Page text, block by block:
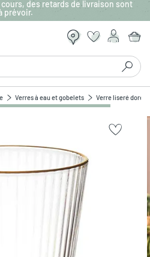
des retards de livraison sont
prévoir.
Verres à eau et gobelets Verre liseré doré